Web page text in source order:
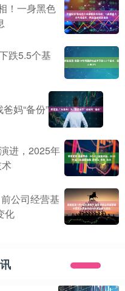
！一身黑色
跌5.5个基
妈“备份”
进，2025年
公司经营基
化